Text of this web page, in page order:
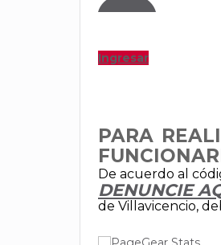
Ingresar
PARA
De acuerdo al
DENUNCIE
de Villavicencio,